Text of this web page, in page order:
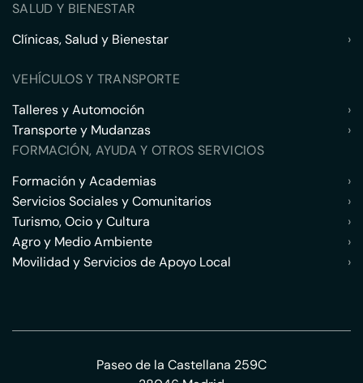
SALUD Y BIENESTAR
Clínicas, Salud y Bienestar
›
VEHÍCULOS Y TRANSPORTE
Talleres y Automoción
›
Transporte y Mudanzas
›
FORMACIÓN, AYUDA Y OTROS SERVICIOS
Formación y Academias
›
Servicios Sociales y Comunitarios
›
Turismo, Ocio y Cultura
›
Agro y Medio Ambiente
›
Movilidad y Servicios de Apoyo Local
›
Paseo de la Castellana 259C